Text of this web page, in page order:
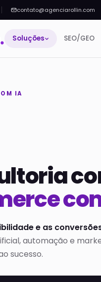
contato@agenciarollin.com
Soluções SEO/GEO
IA
e as
automação e
sucesso.